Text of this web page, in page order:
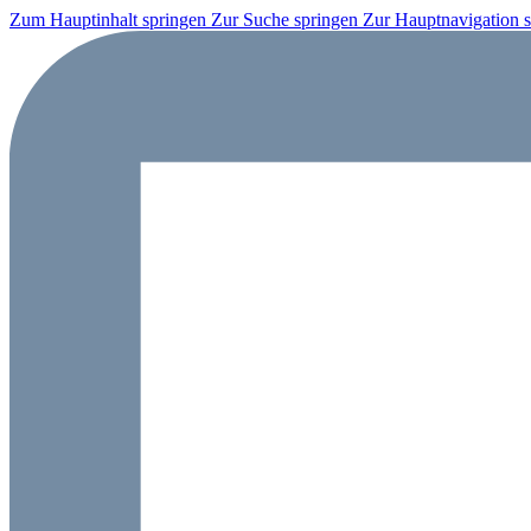
Zum Hauptinhalt springen Zur Suche springen Zur Hauptnavigation